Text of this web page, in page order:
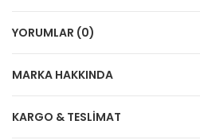
YORUMLAR (0)
MARKA HAKKINDA
KARGO & TESLIMAT